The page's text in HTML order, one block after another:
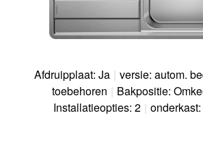
Afdruipplaat: Ja | versie: autom.
toebehoren | Bakpositie:
Installatieopties: 2 |